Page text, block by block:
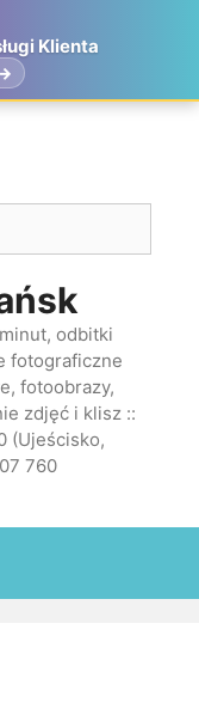
Klienta
odbitki
fotograficzne
fotoobrazy,
zdjęć i klisz ::
(Ujeścisko,
760